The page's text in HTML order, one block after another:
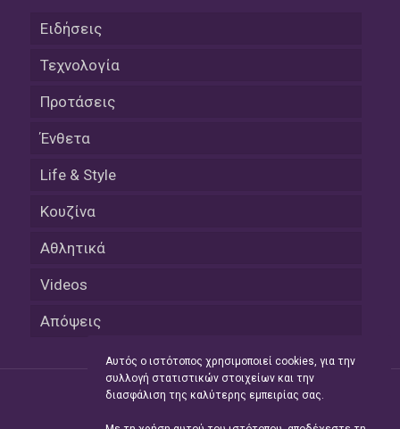
Ειδήσεις
Τεχνολογία
Προτάσεις
Ένθετα
Life & Style
Κουζίνα
Αθλητικά
Videos
Απόψεις
Αυτός ο ιστότοπος χρησιμοποιεί cookies, για την
συλλογή στατιστικών στοιχείων και την
διασφάλιση της καλύτερης εμπειρίας σας.